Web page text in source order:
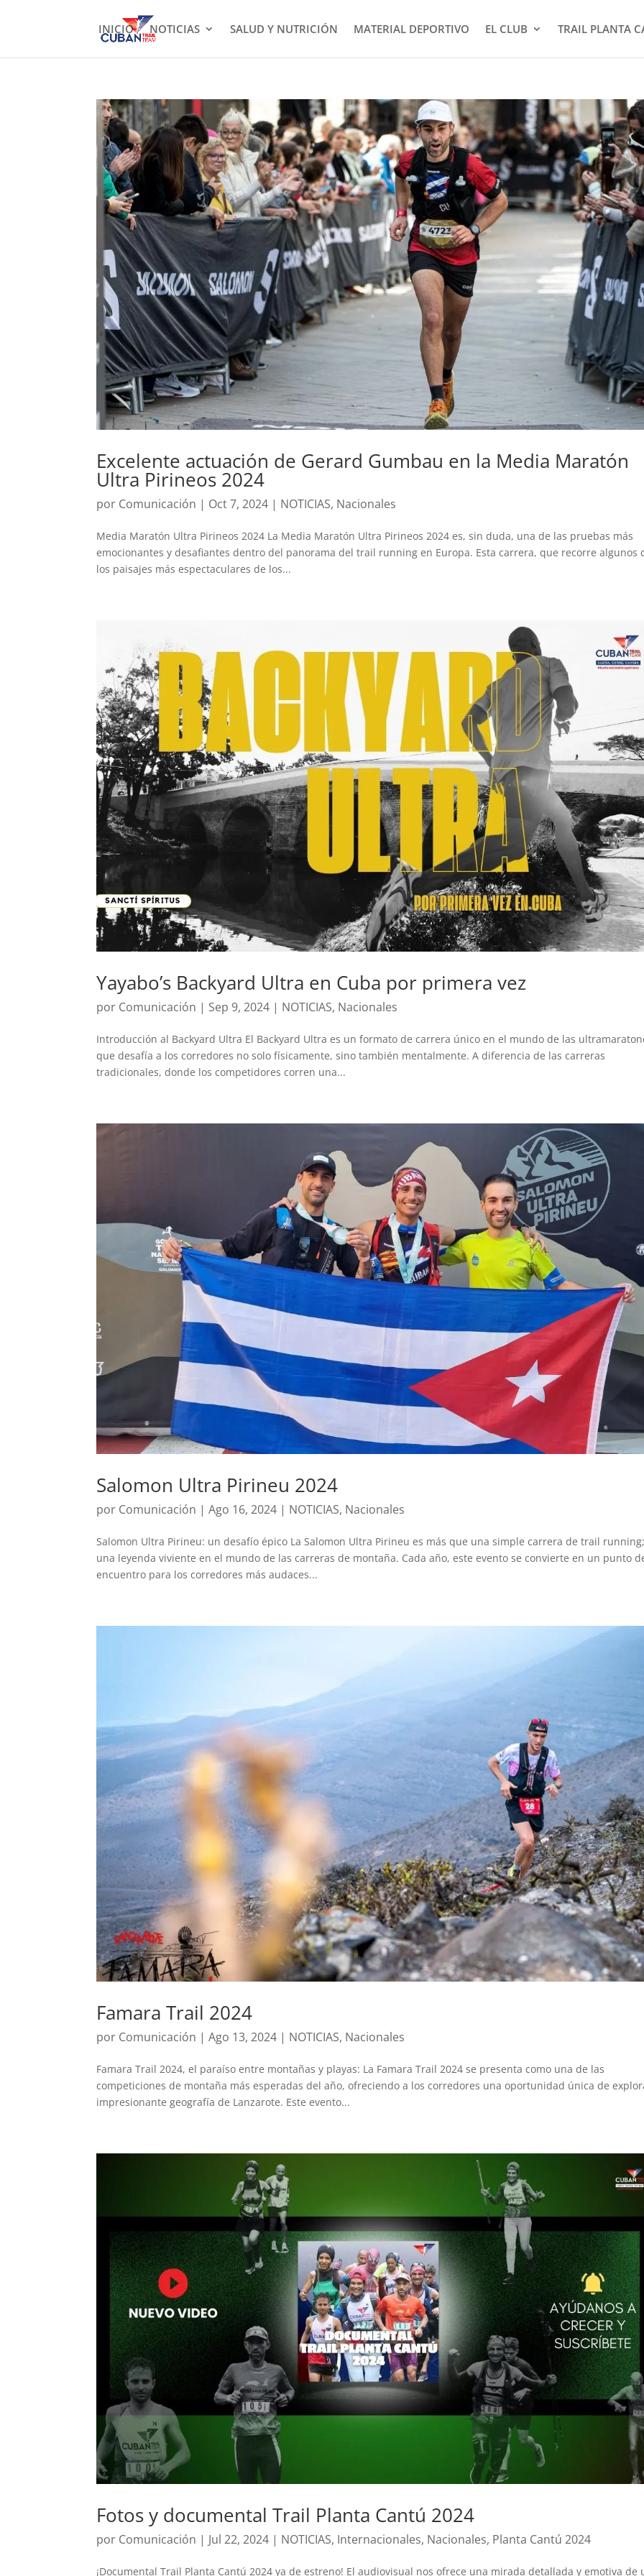
INICIO NOTICIAS SALUD Y NUTRICIÓN MATERIAL DEPORTIVO EL CLUB TRAIL PLANTA
Excelente actuación de Gerard Gumbau en la Media Maratón
Ultra Pirineos 2024
por Comunicación | Oct 7, 2024 | NOTICIAS, Nacionales
Media Maratón Ultra Pirineos 2024 La Media Maratón Ultra Pirineos 2024 es, sin duda, una de las pruebas más
emocionantes y desafiantes dentro del panorama del trail running en Europa. Esta carrera, que recorre algunos
los paisajes más espectaculares de los...
Yayabo’s Backyard Ultra en Cuba por primera vez
por Comunicación | Sep 9, 2024 | NOTICIAS, Nacionales
Introducción al Backyard Ultra El Backyard Ultra es un formato de carrera único en el mundo de las
que desafía a los corredores no solo físicamente, sino también mentalmente. A diferencia de las carreras
tradicionales, donde los competidores corren una...
Salomon Ultra Pirineu 2024
por Comunicación |Ago 16, 2024 | NOTICIAS, Nacionales
Salomon Ultra Pirineu: un desafío épico La Salomon Ultra Pirineu es más que una simple carrera de trail
una leyenda viviente en el mundo de las carreras de montaña. Cada año, este evento se convierte en un punto
encuentro para los corredores más audaces...
Famara Trail 2024
por Comunicación |Ago 13, 2024 | NOTICIAS, Nacionales
Famara Trail 2024, el paraíso entre montañas y playas: La Famara Trail 2024 se presenta como una de las
competiciones de montaña más esperadas del año, ofreciendo a los corredores una oportunidad única de
impresionante geografía de Lanzarote. Este evento...
Fotos y documental Trail Planta Cantú 2024
por Comunicación | Jul 22, 2024 | NOTICIAS, Internacionales, Nacionales, Planta Cantú 2024
¡Documental Trail Planta Cantú 2024 ya de estreno! El audiovisual nos ofrece una mirada detallada y emotiva de